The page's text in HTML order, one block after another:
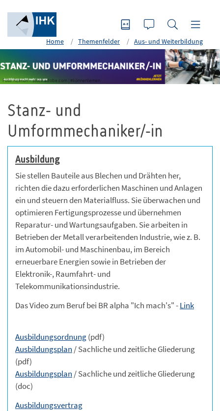
Home Themenfelder Aus- und Weiterbildung
Foto: Kzenon – stock.adobe.com | #könnenlernen
Stanz- und
Umformmechaniker/-in
Ausbildung
Sie stellen Bauteile aus Blechen und Drähten her,
richten die dazu erforderlichen Maschinen und Anlagen
ein und steuern den Materialfluss. Sie überwachen und
optimieren Fertigungsprozesse und übernehmen
Reparatur- und Wartungsaufgaben. Sie arbeiten in
Betrieben der Metall verarbeitenden Industrie, wie z. B.
im Automobil- und Maschinenbau, im Bereich
erneuerbare Energien sowie in Betrieben der
Elektronik-, Raumfahrt- und
Telekommunikationsindustrie.
Das Video zum Beruf bei BR alpha "Ich mach's" -Link
Ausbildungsordnung(pdf)
Ausbildungsplan / Sachliche und zeitliche Gliederung
(pdf)
Ausbildungsplan / Sachliche und zeitliche Gliederung
(doc)
Ausbildungsvertrag